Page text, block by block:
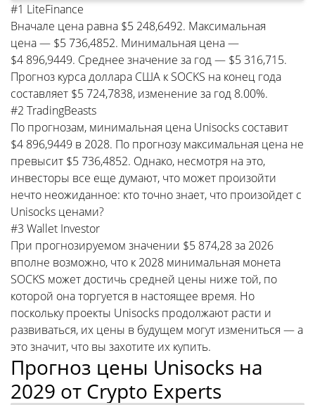
#1 LiteFinance
Вначале цена равна $5 248,6492. Максимальная
цена — $5 736,4852. Минимальная цена —
$4 896,9449. Среднее значение за год — $5 316,715.
Прогноз курса доллара США к SOCKS на конец года
составляет $5 724,7838, изменение за год 8.00%.
#2 TradingBeasts
По прогнозам, минимальная цена Unisocks составит
$4 896,9449 в 2028. По прогнозу максимальная цена не
превысит $5 736,4852. Однако, несмотря на это,
инвесторы все еще думают, что может произойти
нечто неожиданное: кто точно знает, что произойдет с
Unisocks ценами?
#3 Wallet Investor
При прогнозируемом значении $5 874,28 за 2026
вполне возможно, что к 2028 минимальная монета
SOCKS может достичь средней цены ниже той, по
которой она торгуется в настоящее время. Но
поскольку проекты Unisocks продолжают расти и
развиваться, их цены в будущем могут измениться — а
это значит, что вы захотите их купить.
Прогноз цены Unisocks на
2029 от Crypto Experts